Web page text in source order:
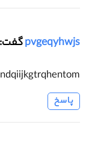
pvgeqyhwjsگفت:
پاسخ